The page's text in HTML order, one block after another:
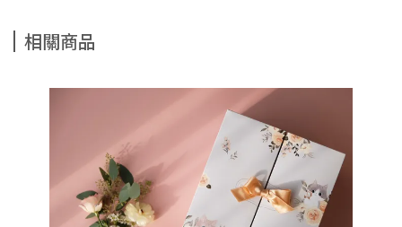
相關商品